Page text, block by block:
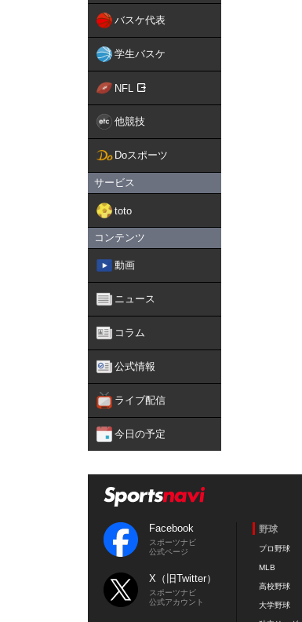
バスケ代表
学生バスケ
NFL
他競技
Doスポーツ
サービス
toto
コンテンツ
動画
ニュース
コラム
公式情報
ライブ配信
今日の予定
Facebook
スポーツナビ
公式ページ
X（旧Twitter）
スポーツナビ
公式アカウント
野球
プロ野球
MLB
高校野球
大学野球